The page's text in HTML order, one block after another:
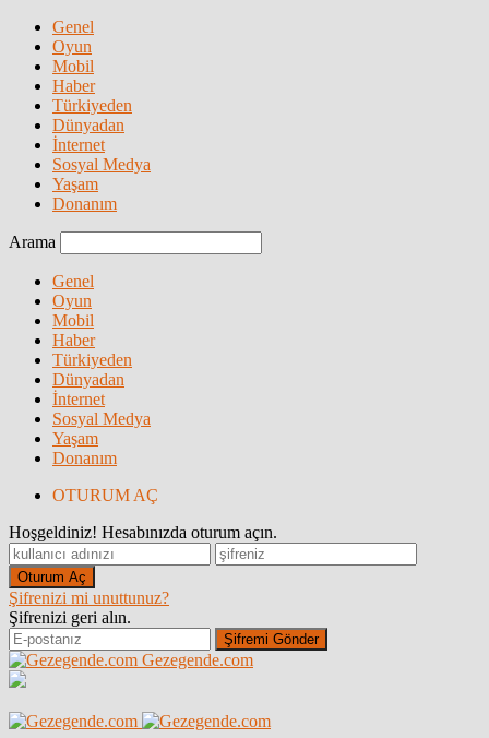
Genel
Oyun
Mobil
Haber
Türkiyeden
Dünyadan
İnternet
Sosyal Medya
Yaşam
Donanım
Arama
Genel
Oyun
Mobil
Haber
Türkiyeden
Dünyadan
İnternet
Sosyal Medya
Yaşam
Donanım
OTURUM AÇ
Hoşgeldiniz! Hesabınızda oturum açın.
Şifrenizi mi unuttunuz?
Şifrenizi geri alın.
Gezegende.com